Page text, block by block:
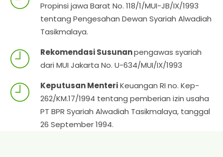
Propinsi jawa Barat No. 118/1/MUI-JB/IX/1993
tentang Pengesahan Dewan Syariah Alwadiah
Tasikmalaya.
Rekomendasi Susunanpengawas syariah
dari MUI Jakarta No. U-634/MUI/IX/1993
Keputusan MenteriKeuangan RI no. Kep-
262/KM.17/1994 tentang pemberian izin usaha
PT BPR Syariah Alwadiah Tasikmalaya, tanggal
26 September 1994.